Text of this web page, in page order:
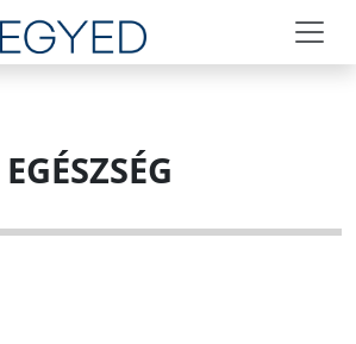
EGÉSZSÉG